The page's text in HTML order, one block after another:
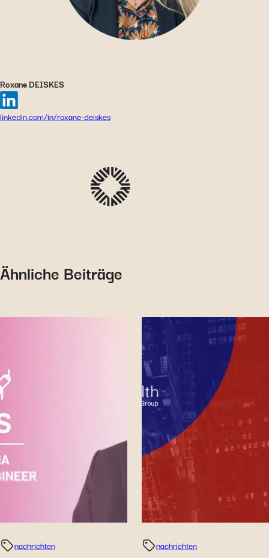
auf einer externen Website gehostet werden.
Roxane DEISKES
linkedin.com/in/roxane-deiskes
Ähnliche Beiträge
nachrichten nachrichten